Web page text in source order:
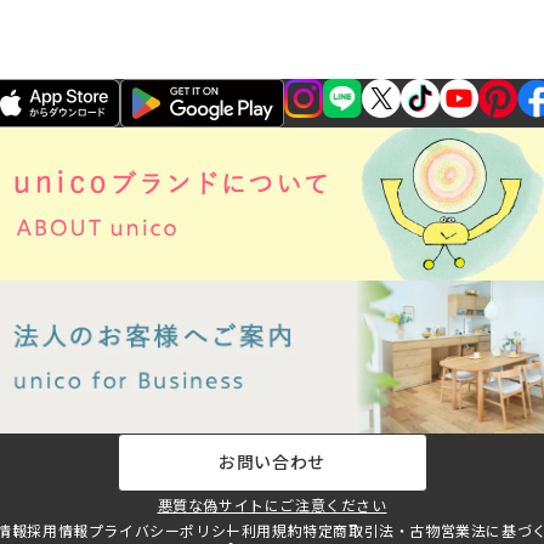
お問い合わせ
悪質な偽サイトにご注意ください
報採用情報プライバシーポリシー利用規約特定商取引法・古物営業法に基づ